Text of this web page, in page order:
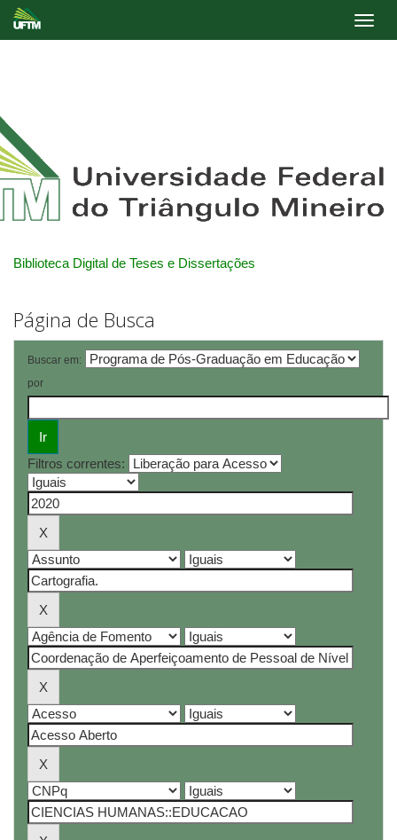
Biblioteca Digital de Teses e Dissertações
Página de Busca
Buscar em:
por
Filtros correntes: